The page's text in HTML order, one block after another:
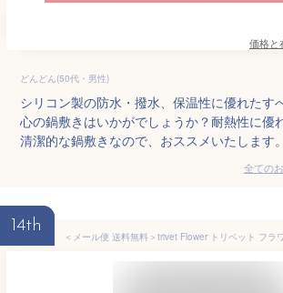
価格と
どんどん(50代・男性)
シリコン製の防水・撥水、保温性に優れたす
心の鍋敷きはいかがでしょうか？耐熱性に優
清潔的な鍋敷きなので、おススメいたします。
全ての
14th